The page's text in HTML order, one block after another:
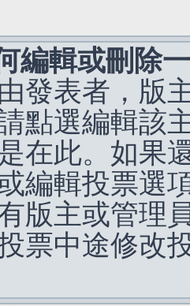
編輯或刪除
發表者，版
點選編輯該
在此。如果
編輯投票選
版主或管理
票中途修改